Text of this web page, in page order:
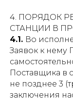
4. ПОРЯДОК
СТАНЦИИ В
4.1. Во
Заявок к нему
Поставщика в
не позднее 3
заключения